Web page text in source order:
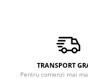
TRANSPORT
Pentru comenzi mai